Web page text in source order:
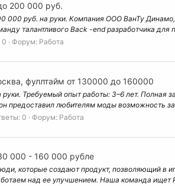
200 000 руб.
000 руб. на руки. Компания ООО ВанТу
талантливого Back -end разработчика для
0 Форум: Работа
фуллтайм от 130000 до 160000
Требуемый опыт работы: 3–6 лет.
предоставил любителям моды возможность
0 Форум: Работа
000 - 160 000 рубле
которые создают продукт, позволяющий
над ее улучшением. Наша команда ищет